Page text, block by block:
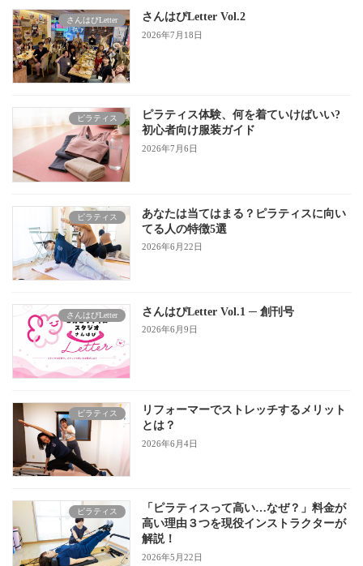
さんはぴLetter さんはぴLetter Vol.2
2026年7月18日
ピラティス
ピラティス体験、何を着ていけばいい?
初心者向け服装ガイド
2026年7月6日
ピラティス
あなたは当てはまる？ピラティスに向い
てる人の特徴5選
2026年6月22日
さんはぴLetter さんはぴLetter Vol.1 ─ 創刊号
2026年6月9日
ピラティス
リフォーマーでストレッチするメリット
とは？
2026年6月4日
ピラティス
「ピラティスって高い…なぜ？」料金が
高い理由３つを現役インストラクターが
解説！
2026年5月22日